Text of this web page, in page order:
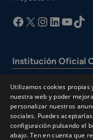
facebook
X Instagram
LinkedIn
Institución Oficial
Utilizamos cookies propias
nuestra web y poder
personalizar nuestros
sociales. Puedes
configuración pulsando el
abajo. Ten en cuenta que